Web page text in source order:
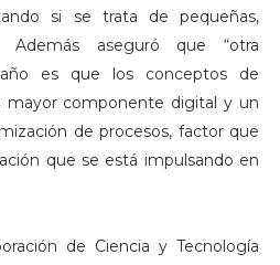
si se trata de pequeñas,
Además aseguró que “otra
es que los conceptos de
mayor componente digital y un
de procesos, factor que
que se está impulsando en
de Ciencia y Tecnología